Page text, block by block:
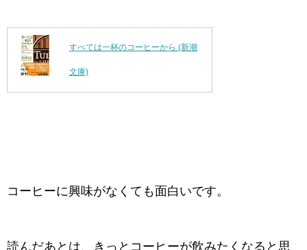
すべては一杯のコーヒーから (新潮
文庫)
コーヒーに興味がなくても面白いです。
読んだあとは、きっとコーヒーが飲みたくなると思